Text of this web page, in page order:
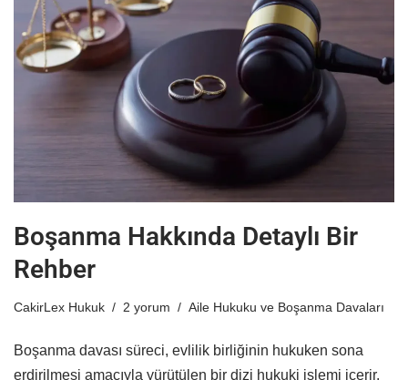
Boşanma Hakkında Detaylı Bir
Rehber
CakirLex Hukuk 2 yorum Aile Hukuku ve Boşanma Davaları
Boşanma davası süreci, evlilik birliğinin hukuken sona
erdirilmesi amacıyla yürütülen bir dizi hukuki işlemi içerir.